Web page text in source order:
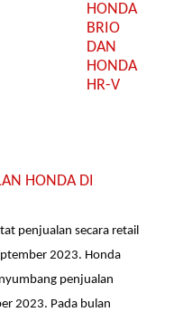
HONDA
BRIO
DAN
HONDA
HR-V
HONDA DI
penjualan secara retail
2023. Honda
penjualan
2023. Pada bulan